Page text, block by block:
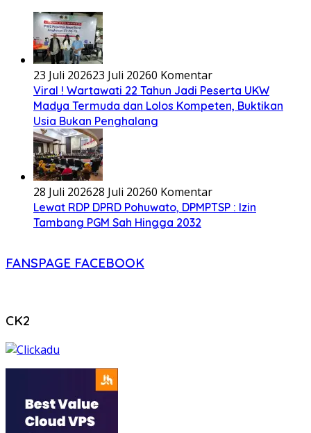
23 Juli 202623 Juli 20260 Komentar
Viral ! Wartawati 22 Tahun Jadi Peserta UKW
Madya Termuda dan Lolos Kompeten, Buktikan
Usia Bukan Penghalang
28 Juli 202628 Juli 20260 Komentar
Lewat RDP DPRD Pohuwato, DPMPTSP : Izin
Tambang PGM Sah Hingga 2032
FANSPAGE FACEBOOK
CK2